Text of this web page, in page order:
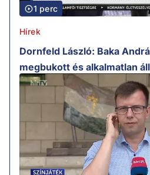
1 perc
Hírek
Dornfeld László: Baka
megbukott és alkalmatlan